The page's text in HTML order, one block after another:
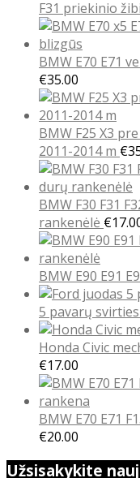
F31 priekinio
BMW E70 E71
€35.00
BMW F25 X3
2011-2014 m €
BMW F30 F31
rankenėlė €
BMW E90 E91
5 pavarų
Honda Civic
€17.00
BMW E70 E71
€20.00
Užsisakykite